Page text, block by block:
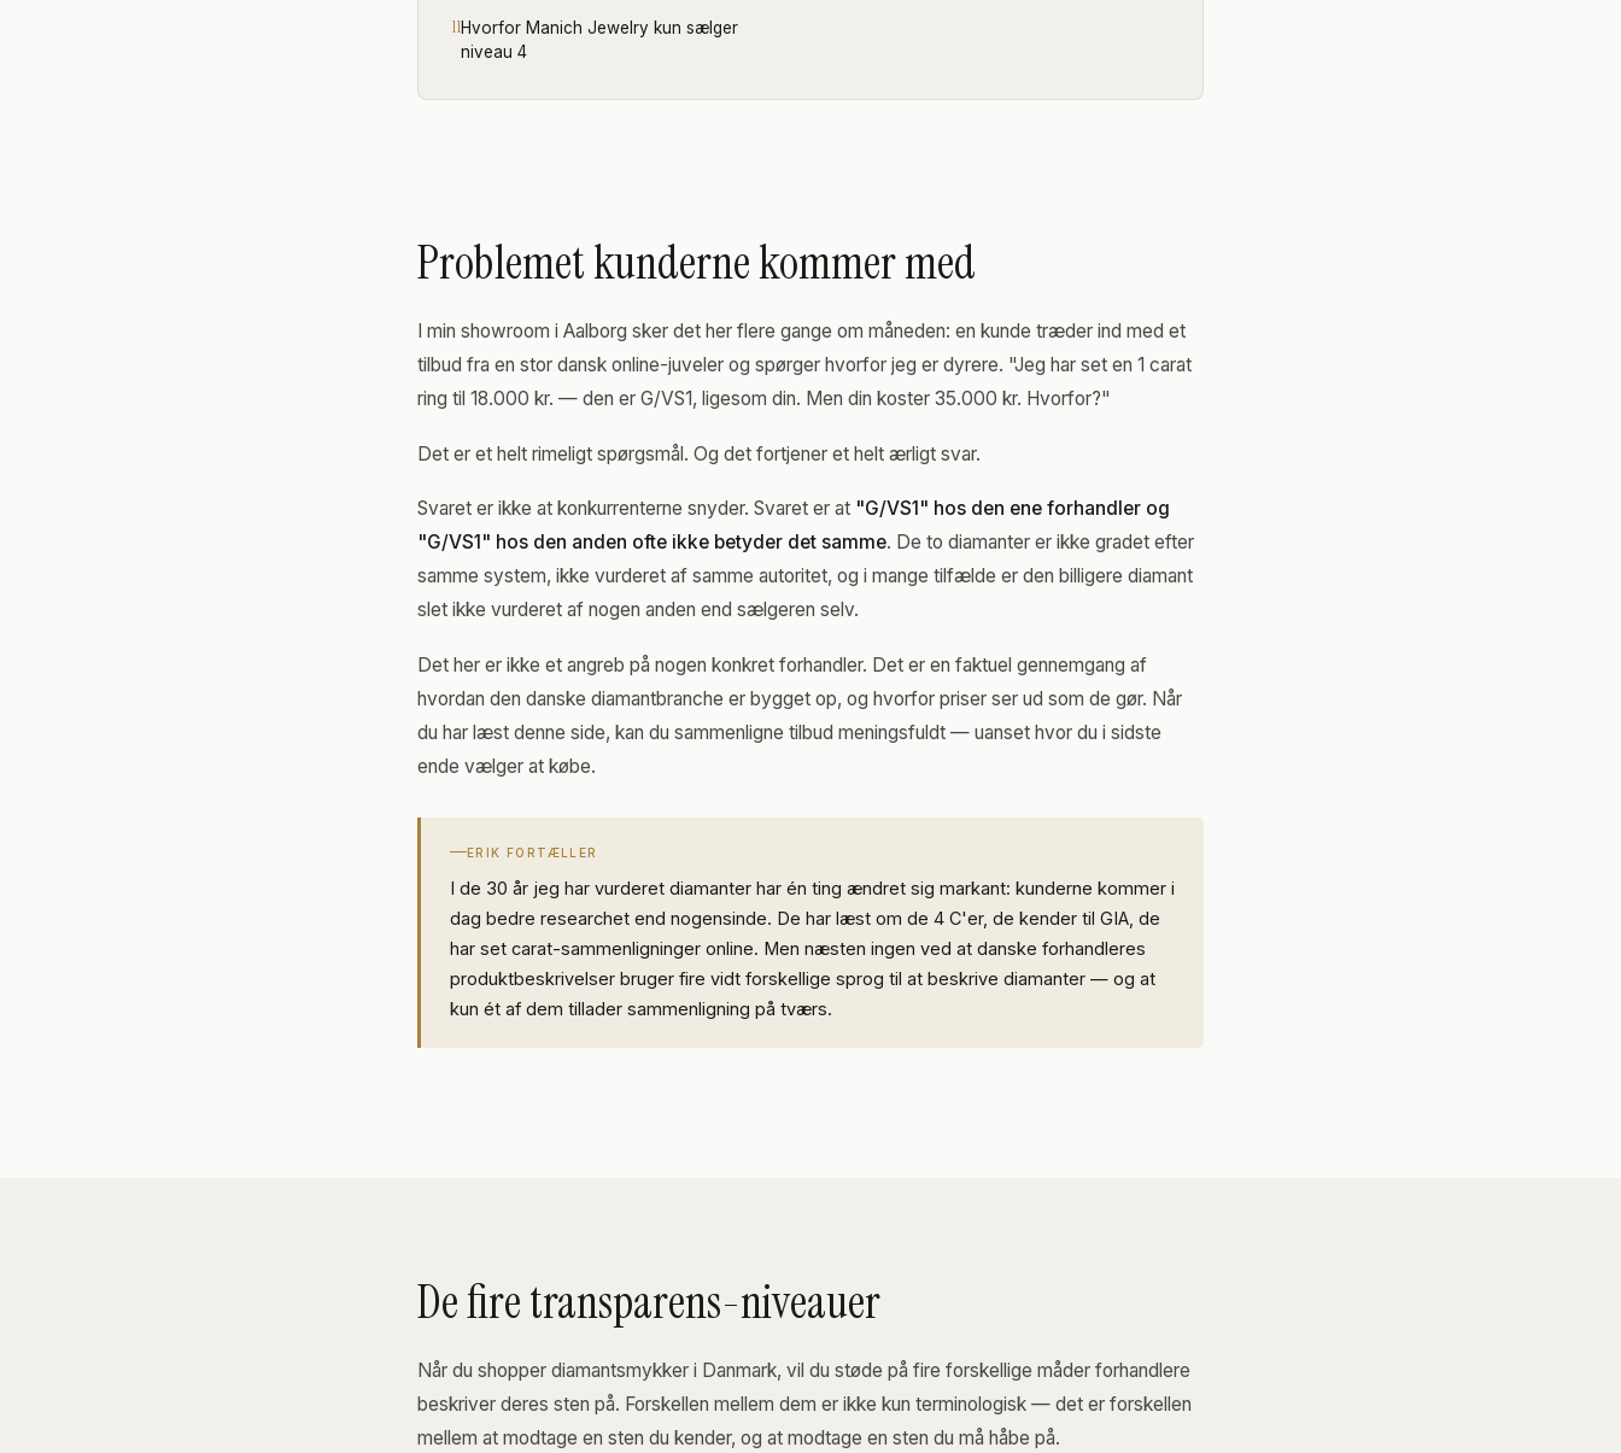
Hvorfor Manich Jewelry kun sælger
niveau 4
Problemet kunderne kommer med
I min showroom i Aalborg sker det her flere gange om måneden: en kunde træder ind med et
tilbud fra en stor dansk online-juveler og spørger hvorfor jeg er dyrere. "Jeg har set en 1 carat
ring til 18.000 kr. — den er G/VS1, ligesom din. Men din koster 35.000 kr. Hvorfor?"
Det er et helt rimeligt spørgsmål. Og det fortjener et helt ærligt svar.
Svaret er ikke at konkurrenterne snyder. Svaret er at "G/VS1" hos den ene forhandler og
"G/VS1" hos den anden ofte ikke betyder det samme. De to diamanter er ikke gradet efter
samme system, ikke vurderet af samme autoritet, og i mange tilfælde er den billigere diamant
slet ikke vurderet af nogen anden end sælgeren selv.
Det her er ikke et angreb på nogen konkret forhandler. Det er en faktuel gennemgang af
hvordan den danske diamantbranche er bygget op, og hvorfor priser ser ud som de gør. Når
du har læst denne side, kan du sammenligne tilbud meningsfuldt — uanset hvor du i sidste
ende vælger at købe.
ERIK FORTÆLLER
I de 30 år jeg har vurderet diamanter har én ting ændret sig markant: kunderne kommer i
dag bedre researchet end nogensinde. De har læst om de 4 C'er, de kender til GIA, de
har set carat-sammenligninger online. Men næsten ingen ved at danske forhandleres
produktbeskrivelser bruger fire vidt forskellige sprog til at beskrive diamanter — og at
kun ét af dem tillader sammenligning på tværs.
De fire transparens-niveauer
Når du shopper diamantsmykker i Danmark, vil du støde på fire forskellige måder forhandlere
beskriver deres sten på. Forskellen mellem dem er ikke kun terminologisk — det er forskellen
mellem at modtage en sten du kender, og at modtage en sten du må håbe på.